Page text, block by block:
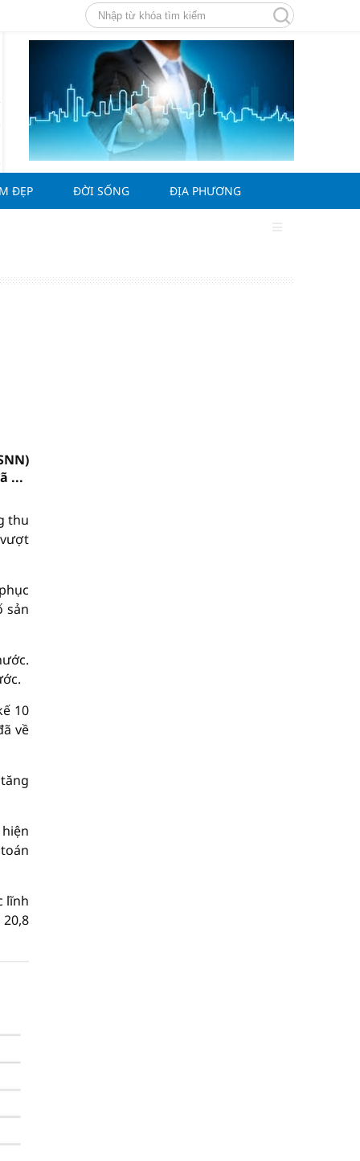
ĐẸP ĐỜI SỐNG ĐỊA PHƯƠNG
...
thu
sản
10
về
lĩnh